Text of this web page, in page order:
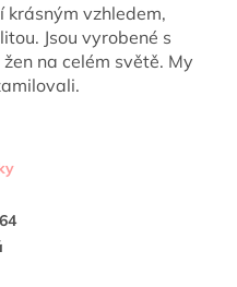
krásným vzhledem,
Jsou vyrobené s
na celém světě. My